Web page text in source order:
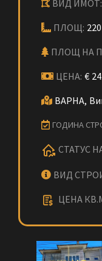
ВИД ИМОТ:
ПЛОЩ: 220
ПЛОЩ НА
ЦЕНА: €
ВАРНА,
ГОДИНА
СТАТУС
ВИД
ЦЕНА